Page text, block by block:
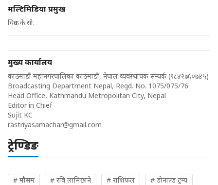
मल्टिमिडिया प्रमुख
विक्रम के.सी.
मुख्य कार्यालय
काठमाडौं महानगरपालिका काठमाडौं, नेपाल व्यवस्थापक सम्पर्क (९८४२७६०७४५)
Broadcasting Department Nepal, Regd. No. 1075/075/76
Head Office, Kathmandu Metropolitan City, Nepal
Editor in Chief
Sujit KC
rastriyasamachar@gmail.com
ट्रेण्डिङ
# मौसम # रवि लामिछाने # राशिफल # डोनाल्ड ट्रम्प